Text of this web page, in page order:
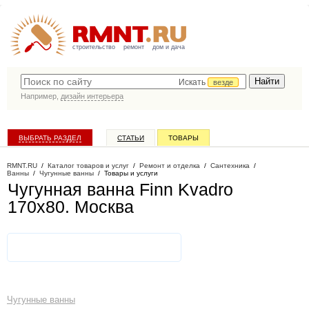
строительство ремонт дом и дача
Искать
везде
Например, дизайн интерьера
ВЫБРАТЬ РАЗДЕЛ СТАТЬИ ТОВАРЫ
RMNT.RU / Каталог товаров и услуг / Ремонт и отделка / Сантехника /
Ванны / Чугунные ванны / Товары и услуги
Чугунная ванна Finn Kvadro
170х80. Москва
Чугунные ванны